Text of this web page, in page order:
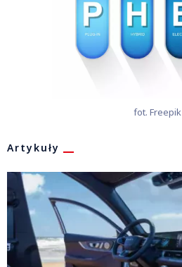
fot. Freepik
Artykuły